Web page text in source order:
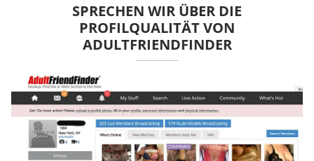
SPRECHEN WIR ÜBER DIE
PROFILQUALITÄT VON
ADULTFRIENDFINDER